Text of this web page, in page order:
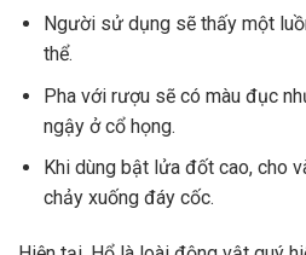
Người sử dụng sẽ thấy một
thể.
Pha với rượu sẽ có màu đục
ngậy ở cổ họng.
Khi dùng bật lửa đốt cao, cho
chảy xuống đáy cốc.